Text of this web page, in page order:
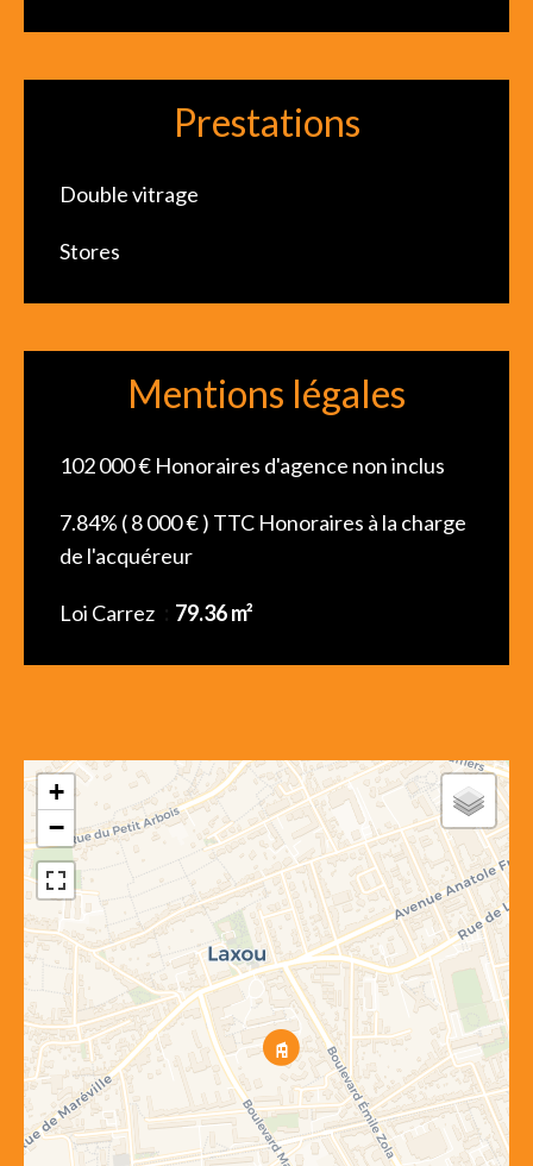
Prestations
Double vitrage
Stores
Mentions légales
102 000 € Honoraires d'agence non inclus
7.84% ( 8 000 € ) TTC Honoraires à la charge
de l'acquéreur
Loi Carrez 79.36 m²
+
−